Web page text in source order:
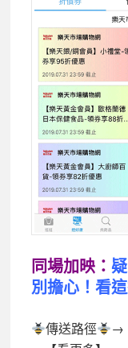
同場加映：
別擔心！看
傳送路徑
→